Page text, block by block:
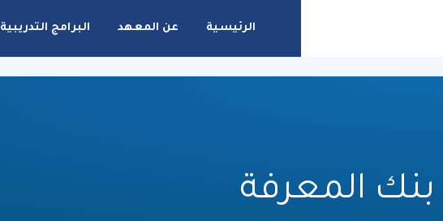
الرئيسية عن المعهد البرامج التدريبية
بنك المعرفة